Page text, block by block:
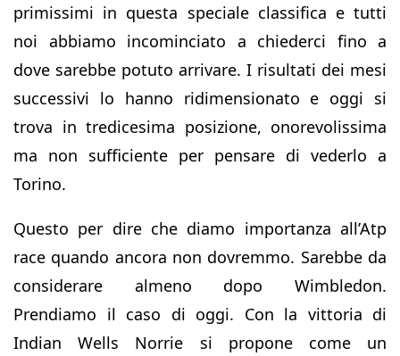
primissimi in questa speciale classifica e tutti
noi abbiamo incominciato a chiederci fino a
dove sarebbe potuto arrivare. I risultati dei mesi
successivi lo hanno ridimensionato e oggi si
trova in tredicesima posizione, onorevolissima
ma non sufficiente per pensare di vederlo a
Torino.
Questo per dire che diamo importanza all’Atp
race quando ancora non dovremmo. Sarebbe da
considerare almeno dopo Wimbledon.
Prendiamo il caso di oggi. Con la vittoria di
Indian Wells Norrie si propone come un